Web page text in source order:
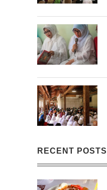
RECENT POSTS